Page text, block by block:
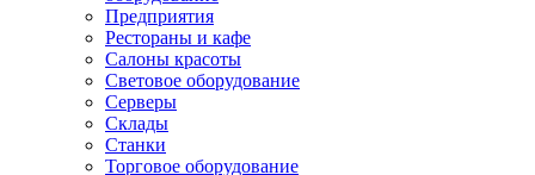
Предприятия
Рестораны и кафе
Салоны красоты
Световое оборудование
Серверы
Склады
Станки
Торговое оборудование